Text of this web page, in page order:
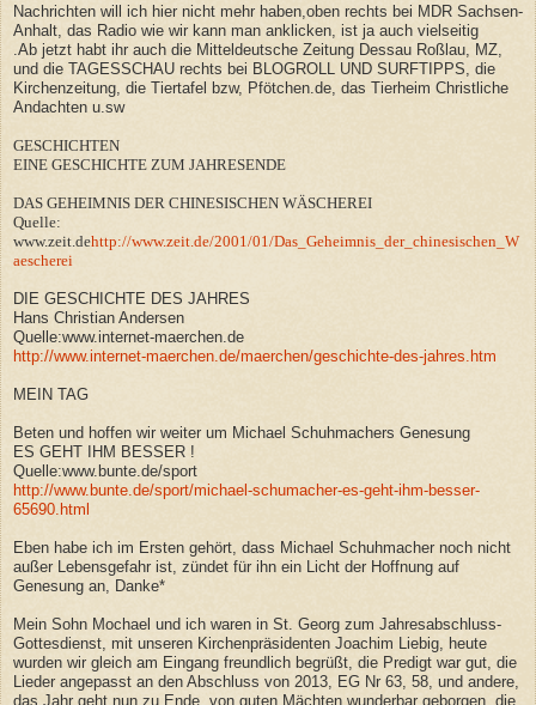
Nachrichten will ich hier nicht mehr haben,oben rechts bei MDR Sachsen-
Anhalt, das Radio wie wir kann man anklicken, ist ja auch vielseitig
.Ab jetzt habt ihr auch die Mitteldeutsche Zeitung Dessau Roßlau, MZ,
und die TAGESSCHAU rechts bei BLOGROLL UND SURFTIPPS, die
Kirchenzeitung, die Tiertafel bzw, Pfötchen.de, das Tierheim Christliche
Andachten u.sw
GESCHICHTEN
EINE GESCHICHTE ZUM JAHRESENDE
DAS GEHEIMNIS DER CHINESISCHEN WÄSCHEREI
Quelle:
www.zeit.dehttp://www.zeit.de/2001/01/Das_Geheimnis_der_chinesischen_W
aescherei
DIE GESCHICHTE DES JAHRES
Hans Christian Andersen
Quelle:www.internet-maerchen.de
http://www.internet-maerchen.de/maerchen/geschichte-des-jahres.htm
MEIN TAG
Beten und hoffen wir weiter um Michael Schuhmachers Genesung
ES GEHT IHM BESSER !
Quelle:www.bunte.de/sport
http://www.bunte.de/sport/michael-schumacher-es-geht-ihm-besser-
65690.html
Eben habe ich im Ersten gehört, dass Michael Schuhmacher noch nicht
außer Lebensgefahr ist, zündet für ihn ein Licht der Hoffnung auf
Genesung an, Danke*
Mein Sohn Mochael und ich waren in St. Georg zum Jahresabschluss-
Gottesdienst, mit unseren Kirchenpräsidenten Joachim Liebig, heute
wurden wir gleich am Eingang freundlich begrüßt, die Predigt war gut, die
Lieder angepasst an den Abschluss von 2013, EG Nr 63, 58, und andere,
das Jahr geht nun zu Ende, von guten Mächten wunderbar geborgen, die